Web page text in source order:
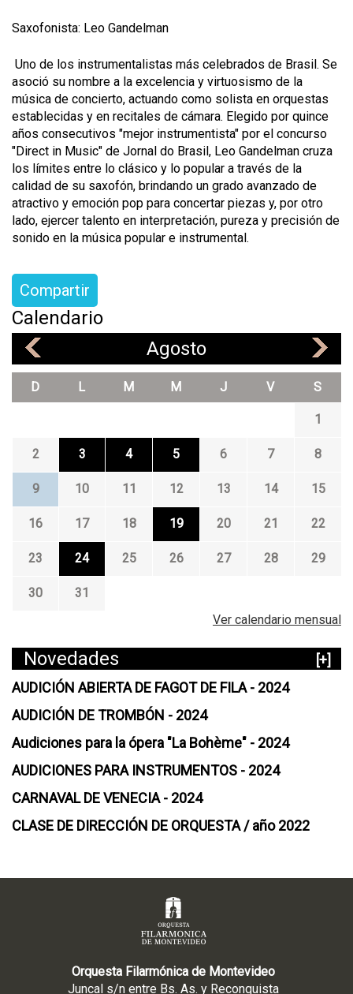
Saxofonista: Leo Gandelman
Uno de los instrumentalistas más celebrados de Brasil. Se
asoció su nombre a la excelencia y virtuosismo de la
música de concierto, actuando como solista en orquestas
establecidas y en recitales de cámara. Elegido por quince
años consecutivos "mejor instrumentista" por el concurso
"Direct in Music" de Jornal do Brasil, Leo Gandelman cruza
los límites entre lo clásico y lo popular a través de la
calidad de su saxofón, brindando un grado avanzado de
atractivo y emoción pop para concertar piezas y, por otro
lado, ejercer talento en interpretación, pureza y precisión de
sonido en la música popular e instrumental.
Compartir
Calendario
Agosto
D L M M J V S
1
2 3 4 5 6 7 8
9 10 11 12 13 14 15
16 17 18 19 20 21 22
23 24 25 26 27 28 29
30
31
Ver calendario mensual
Novedades
[+]
AUDICIÓN ABIERTA DE FAGOT DE FILA - 2024
AUDICIÓN DE TROMBÓN - 2024
Audiciones para la ópera "La Bohème" - 2024
AUDICIONES PARA INSTRUMENTOS - 2024
CARNAVAL DE VENECIA - 2024
CLASE DE DIRECCIÓN DE ORQUESTA / año 2022
Orquesta Filarmónica de Montevideo
Juncal s/n entre Bs. As. y Reconquista